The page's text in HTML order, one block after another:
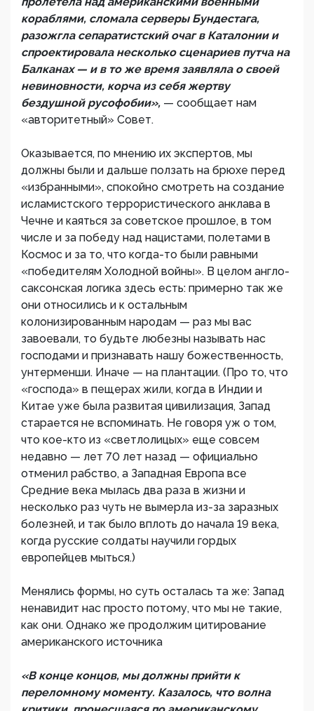
кораблями, сломала серверы Бундестага,
разожгла сепаратистский очаг в Каталонии и
спроектировала несколько сценариев путча на
Балканах — и в то же время заявляла о своей
невиновности, корча из себя жертву
бездушной русофобии», — сообщает нам
«авторитетный» Совет.
Оказывается, по мнению их экспертов, мы
должны были и дальше ползать на брюхе перед
«избранными», спокойно смотреть на создание
исламистского террористического анклава в
Чечне и каяться за советское прошлое, в том
числе и за победу над нацистами, полетами в
Космос и за то, что когда-то были равными
«победителям Холодной войны». В целом англо-
саксонская логика здесь есть: примерно так же
они относились и к остальным
колонизированным народам — раз мы вас
завоевали, то будьте любезны называть нас
господами и признавать нашу божественность,
унтерменши. Иначе — на плантации. (Про то, что
«господа» в пещерах жили, когда в Индии и
Китае уже была развитая цивилизация, Запад
старается не вспоминать. Не говоря уж о том,
что кое-кто из «светлолицых» еще совсем
недавно — лет 70 лет назад — официально
отменил рабство, а Западная Европа все
Средние века мылась два раза в жизни и
несколько раз чуть не вымерла из-за заразных
болезней, и так было вплоть до начала 19 века,
когда русские солдаты научили гордых
европейцев мыться.)
Менялись формы, но суть осталась та же: Запад
ненавидит нас просто потому, что мы не такие,
как они. Однако же продолжим цитирование
американского источника
«В конце концов, мы должны прийти к
переломному моменту. Казалось, что волна